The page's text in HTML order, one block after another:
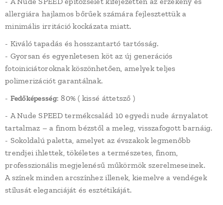
allergiára hajlamos bőrűek számára fejlesztettük a
minimális irritáció kockázata miatt.
- Kiváló tapadás és hosszantartó tartósság.
- Gyorsan és egyenletesen köt az új generációs
fotoiniciátoroknak köszönhetően, amelyek teljes
polimerizációt garantálnak.
- Fedőképesség: 80% ( kissé áttetsző )
- A Nude SPEED termékcsalád 10 egyedi nude árnyalatot
tartalmaz – a finom bézstől a meleg, visszafogott barnáig.
- Sokoldalú paletta, amelyet az évszakok legmenőbb
trendjei ihlettek, tökéletes a természetes, finom,
professzionális megjelenésű műkörmök szerelmeseinek.
A színek minden arcszínhez illenek, kiemelve a vendégek
stílusát eleganciáját és esztétikáját.